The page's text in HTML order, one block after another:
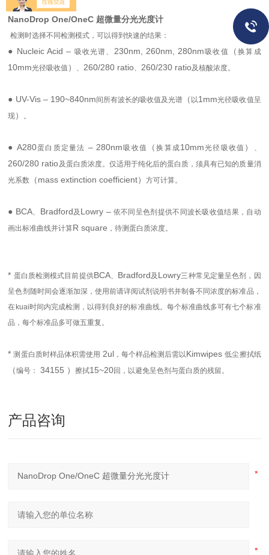
文档与教学动画。
NanoDrop One/OneC 超微量分光光度计
检测时选择不同检测模式，可以得到快速的结果：
● Nucleic Acid – 吸收光谱、 230nm, 260nm, 280nm吸收值 （换算成
10mm光径吸收值 ） 、260/280 ratio、260/230 ratio及核酸浓度。
● UV-Vis – 190~840nm间所有波长的吸收值及光谱 （ 以1mm光径吸收值呈
现） 。
● A280蛋白质定量法 – 280nm吸收值 （换算成10mm光径吸收值 ） 、
260/280 ratio及蛋白质浓度。仅适用于纯化后的蛋白质，须具有已知的质量消
光系数
（mass extinction coefficient）方可计算。
● BCA、 Bradford及 Lowry – 依不同呈色剂提供不同波长吸收值结果，自动
画出标准曲线并计算R square ，待测蛋白质浓度。
* 蛋白质检测模式目前提供BCA、 Bradford及 Lowry三种常见定量呈色剂，因
呈色剂随时间会逐渐加深，使用前请详阅试剂说明书并制备不同浓度的标准品，
在kuai时间内完成检测，以得到良好的标准曲线。每个标准曲线多可有七个标准
品，每个标准品多可做五重复。
*测蛋白质时样品体积需使用 2ul ，每个样品检测后需以Kimwipes低尘擦拭纸
（编号： 34155 ）擦拭15~20回，以避免呈色剂与蛋白质的残留。
产品咨询